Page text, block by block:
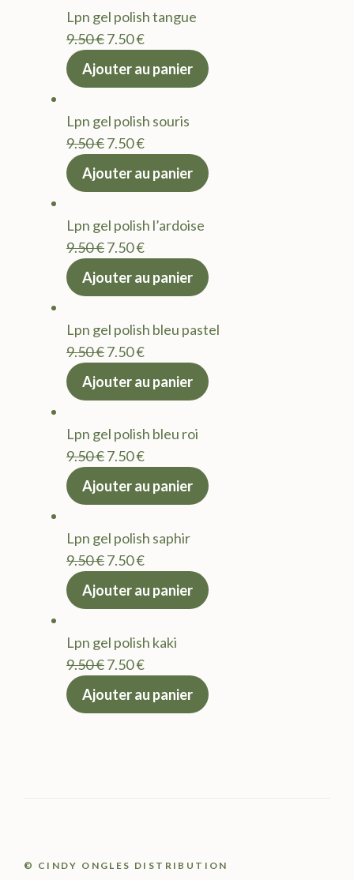
9.50 €.7.50 €.
Lpn gel polish tangue
9.50€Le
prix
9.50 €.
7.50€Le
actuel
7.50 €.
Ajouter au panier
Lpn gel polish souris
9.50€Le
prix
9.50 €.
7.50€Le
actuel
7.50 €.
Ajouter au panier
Lpn gel polish l’ardoise
9.50€Le
prix
9.50 €.
7.50€Le
actuel
7.50 €.
Ajouter au panier
Lpn gel polish bleu pastel
9.50€Le
prix
9.50 €.
7.50€Le
actuel
7.50 €.
Ajouter au panier
Lpn gel polish bleu roi
9.50€Le
prix
9.50 €.
7.50€Le
actuel
7.50 €.
Ajouter au panier
Lpn gel polish saphir
9.50€Le
prix
9.50 €.
7.50€Le
actuel
7.50 €.
Ajouter au panier
Lpn gel polish kaki
9.50€Le
prix
7.50€Le
actuel
Ajouter au panier
© CINDY ONGLES DISTRIBUTION